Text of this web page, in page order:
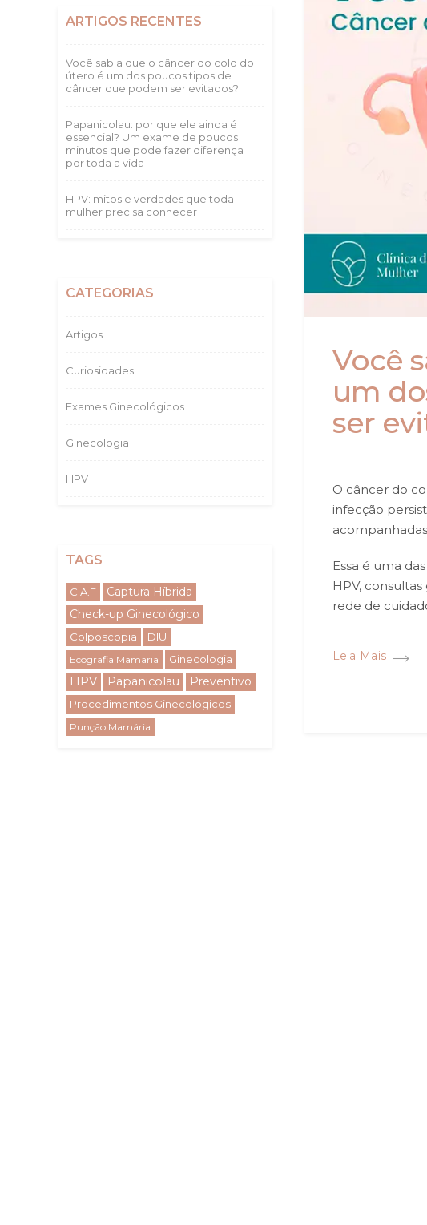
Você
um
ser
O câncer do
infecção
Essa é uma
HPV,
rede de
Leia Mais
ARTIGOS RECENTES
Você sabia que o câncer do colo do
útero é um dos poucos tipos de
câncer que podem ser evitados?
Papanicolau: por que ele ainda é
essencial? Um exame de poucos
minutos que pode fazer diferença
por toda a vida
HPV: mitos e verdades que toda
mulher precisa conhecer
CATEGORIAS
Artigos
Curiosidades
Exames Ginecológicos
Ginecologia
HPV
TAGS
C.A.F
Captura Híbrida
Check-up Ginecológico
Colposcopia DIU
Ecografia Mamaria Ginecologia
HPV Papanicolau Preventivo
Procedimentos Ginecológicos
Punção Mamária